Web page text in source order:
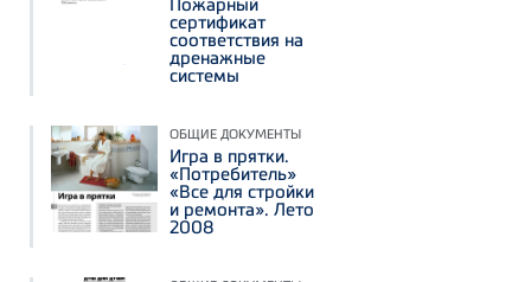
сертификат
соответствия на
дренажные
системы
ОБЩИЕ ДОКУМЕНТЫ
Игра в прятки.
«Потребитель»
«Все для стройки
и ремонта». Лето
2008